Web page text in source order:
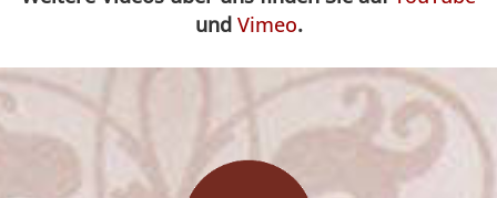
und Vimeo.